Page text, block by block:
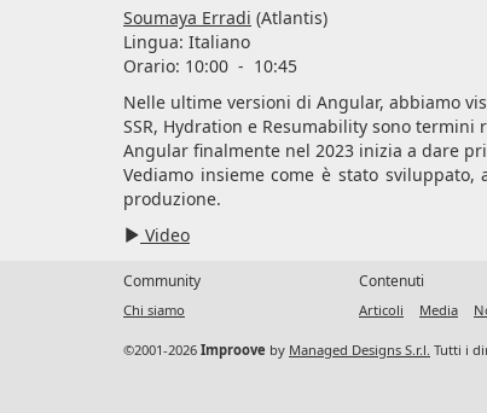
Soumaya Erradi (Atlantis)
Lingua: Italiano
Orario: 10:00 - 10:45
Nelle ultime versioni di Angular, abbiamo
SSR, Hydration e Resumability sono
Angular finalmente nel 2023 inizia a dare
Vediamo insieme come è stato
produzione.
Video
Community
Chi siamo
Contenuti
Articoli Media
©2001-2026 Improove by Managed Designs S.r.l. Tutti i